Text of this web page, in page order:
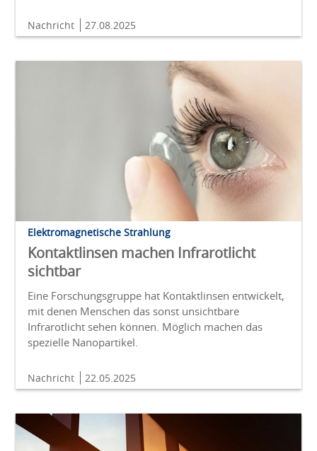
Nachricht 27.08.2025
Elektromagnetische Strahlung
Kontaktlinsen machen Infrarotlicht
sichtbar
Eine Forschungsgruppe hat Kontaktlinsen entwickelt,
mit denen Menschen das sonst unsichtbare
Infrarotlicht sehen können. Möglich machen das
spezielle Nanopartikel.
Nachricht 22.05.2025